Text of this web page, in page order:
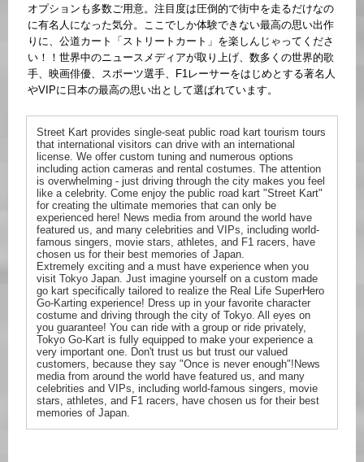
オプションも多数ご用意。注目度は圧倒的で街中を走るだけなの
に有名人になった気分。ここでしか体験できない最高の思い出作
りに、公道カート「ストリートカート」を楽しんじゃってくださ
い！！世界中のニュースメディアが取り上げ、数多くの世界的歌
手、映画俳優、スポーツ選手、F1レーサーをはじめとする著名人
やVIPに日本の最高の思い出として選ばれています。
Street Kart provides single-seat public road kart tourism tours
that international visitors can drive with an international
license. We offer custom tuning and numerous options
including action cameras and rental costumes. The attention
is overwhelming - just driving through the city makes you feel
like a celebrity. Come enjoy the public road kart "Street Kart"
for creating the ultimate memories that can only be
experienced here! News media from around the world have
featured us, and many celebrities and VIPs, including world-
famous singers, movie stars, athletes, and F1 racers, have
chosen us for their best memories of Japan.
Extremely exciting and a must have experience when you
visit Tokyo Japan. Just imagine yourself on a custom made
go kart specifically tailored to realize the Real Life SuperHero
Go-Karting experience! Dress up in your favorite character
costume and driving through the city of Tokyo. All eyes on
you guarantee! You can ride with a group or ride privately,
Tokyo Go-Kart is fully equipped to make your experience a
very important one. Don't trust us but trust our valued
customers, because they say "Once is never enough"!News
media from around the world have featured us, and many
celebrities and VIPs, including world-famous singers, movie
stars, athletes, and F1 racers, have chosen us for their best
memories of Japan.